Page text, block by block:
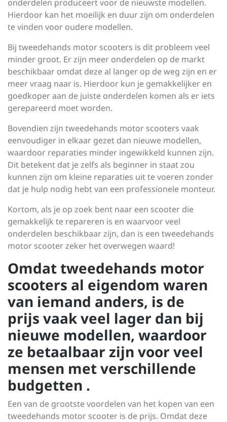
onderdelen produceert voor de nieuwste modellen.
Hierdoor kan het moeilijk en duur zijn om onderdelen
te vinden voor oudere modellen.
Bij tweedehands motor scooters is dit probleem veel
minder groot. Er zijn meer onderdelen op de markt
beschikbaar omdat deze al langer op de weg zijn en er
meer vraag naar is. Hierdoor kun je gemakkelijker en
goedkoper aan de juiste onderdelen komen als er iets
gerepareerd moet worden.
Bovendien zijn tweedehands motor scooters vaak
eenvoudiger in elkaar gezet dan nieuwe modellen,
waardoor reparaties minder ingewikkeld kunnen zijn.
Dit betekent dat je zelfs als beginner in staat zou
kunnen zijn om kleine reparaties uit te voeren zonder
dat je hulp nodig hebt van een professionele monteur.
Kortom, als je op zoek bent naar een scooter die
gemakkelijk te repareren is en waarvoor veel
onderdelen beschikbaar zijn, dan is een tweedehands
motor scooter zeker het overwegen waard!
Omdat tweedehands motor
scooters al eigendom waren
van iemand anders, is de
prijs vaak veel lager dan bij
nieuwe modellen, waardoor
ze betaalbaar zijn voor veel
mensen met verschillende
budgetten .
Een van de grootste voordelen van het kopen van een
tweedehands motor scooter is de prijs. Omdat deze